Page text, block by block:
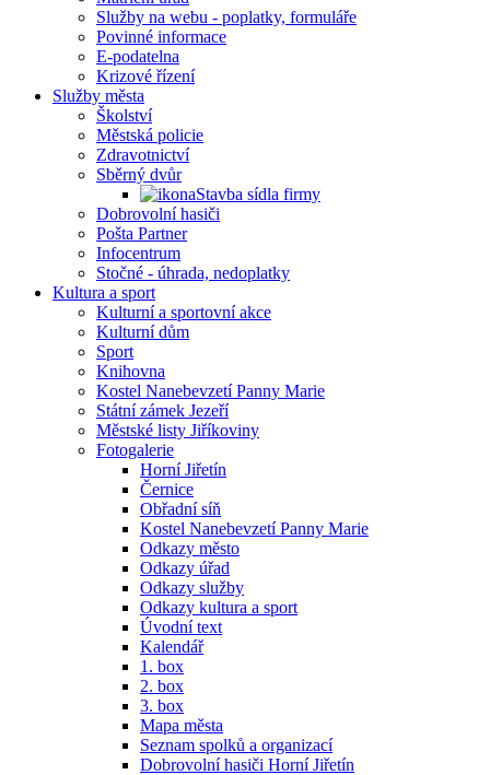
Služby na webu - poplatky, formuláře
Povinné informace
E-podatelna
Krizové řízení
Služby města
Školství
Městská policie
Zdravotnictví
Sběrný dvůr
Stavba sídla firmy
Dobrovolní hasiči
Pošta Partner
Infocentrum
Stočné - úhrada, nedoplatky
Kultura a sport
Kulturní a sportovní akce
Kulturní dům
Sport
Knihovna
Kostel Nanebevzetí Panny Marie
Státní zámek Jezeří
Městské listy Jiříkoviny
Fotogalerie
Horní Jiřetín
Černice
Obřadní síň
Kostel Nanebevzetí Panny Marie
Odkazy město
Odkazy úřad
Odkazy služby
Odkazy kultura a sport
Úvodní text
Kalendář
1. box
2. box
3. box
Mapa města
Seznam spolků a organizací
Dobrovolní hasiči Horní Jiřetín